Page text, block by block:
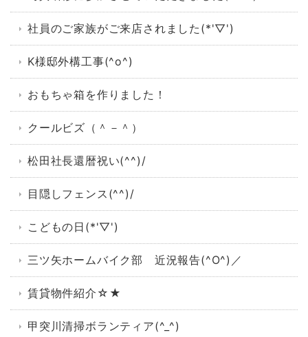
社員のご家族がご来店されました(*'▽')
K様邸外構工事(^o^)
おもちゃ箱を作りました！
クールビズ（＾－＾）
松田社長還暦祝い(^^)/
目隠しフェンス(^^)/
こどもの日(*'▽')
三ツ矢ホームバイク部 近況報告(^O^)／
賃貸物件紹介☆★
甲突川清掃ボランティア(^_^)